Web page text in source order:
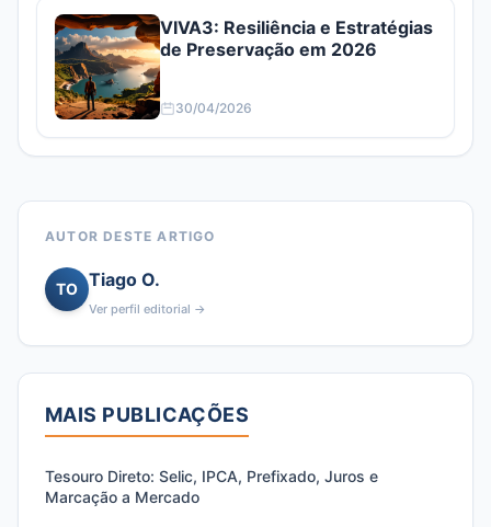
VIVA3: Resiliência e Estratégias
de Preservação em 2026
30/04/2026
AUTOR DESTE ARTIGO
TO Tiago O.
Ver perfil editorial →
MAIS PUBLICAÇÕES
Tesouro Direto: Selic, IPCA, Prefixado, Juros e
Marcação a Mercado